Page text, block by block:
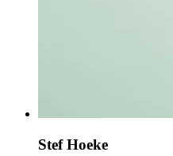
Stef Hoeke